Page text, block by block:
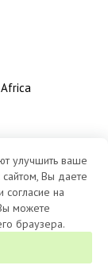
улучшить ваше
Вы даете
на
можете
браузера.